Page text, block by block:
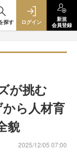
探す ログイン
新規
会員登録
が挑む
から人材育
貌
2025/12/05 07:00